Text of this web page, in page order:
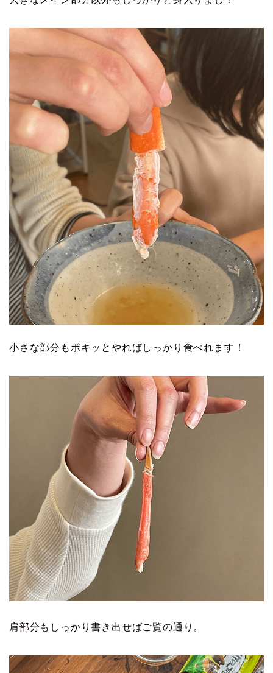
小さな部分もポキッとやればしっかり食べれます！
肩部分もしっかり書き出せばご覧の通り。